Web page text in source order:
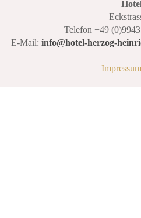
Telefon +49
E-Mail: info@hotel-herzog-
Impressum